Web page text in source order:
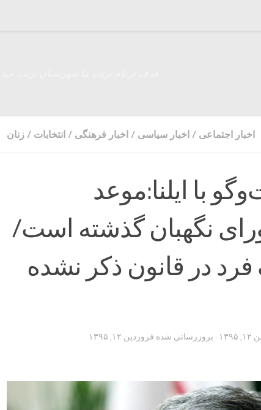
اخبار اجتماعی / اخبار سیاسی / اخبار فرهنگی / انتخابات / زنان
با ایلنا:موعد
نگهبان گذشته است/
فرد در قانون ذکر نشده
· بروزرسانی شده فروردین ۱۲, ۱۳۹۵